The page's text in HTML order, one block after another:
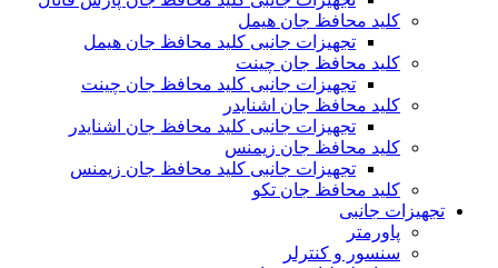
کلید محافظ جان هیمل
تجهیزات جانبی کلید محافظ جان هیمل
کلید محافظ جان چینت
تجهیزات جانبی کلید محافظ جان چینت
کلید محافظ جان اشنایدر
تجهیزات جانبی کلید محافظ جان اشنایدر
کلید محافظ جان زیمنس
تجهیزات جانبی کلید محافظ جان زیمنس
کلید محافظ جان تکو
تجهیزات جانبی
پاورمتر
سنسور و کنترلر